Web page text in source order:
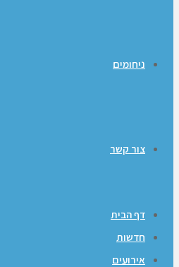
ניחומים
צור קשר
דף הבית
חדשות
אירועים